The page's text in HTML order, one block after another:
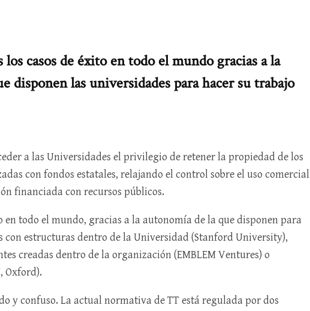
los casos de éxito en todo el mundo gracias a la
disponen las universidades para hacer su trabajo
a las Universidades el privilegio de retener la propiedad de los
con fondos estatales, relajando el control sobre el uso comercial
financiada con recursos públicos.
en todo el mundo, gracias a la autonomía de la que disponen para
con estructuras dentro de la Universidad (Stanford University),
creadas dentro de la organización (EMBLEM Ventures) o
Oxford).
y confuso. La actual normativa de TT está regulada por dos